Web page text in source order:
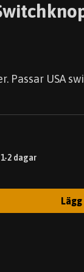
Passar USA
2 dagar